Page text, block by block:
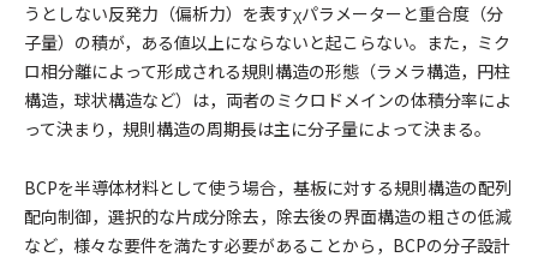
うとしない反発力（偏析力）を表すχパラメーターと重合度（分
子量）の積が，ある値以上にならないと起こらない。また，ミク
ロ相分離によって形成される規則構造の形態（ラメラ構造，円柱
構造，球状構造など）は，両者のミクロドメインの体積分率によ
って決まり，規則構造の周期長は主に分子量によって決まる。
BCPを半導体材料として使う場合，基板に対する規則構造の配列
配向制御，選択的な片成分除去，除去後の界面構造の粗さの低減
など，様々な要件を満たす必要があることから，BCPの分子設計